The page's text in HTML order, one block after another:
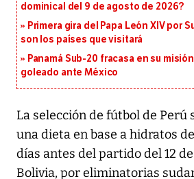
dominical del 9 de agosto de 2026?
Primera gira del Papa León XIV por
son los países que visitará
Panamá Sub-20 fracasa en su
goleado ante México
La selección de fútbol de Perú
una dieta en base a hidratos
días antes del partido del 12
Bolivia, por eliminatorias